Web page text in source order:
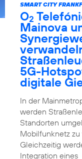
SMART CITY
O2
Mainova
5G-
digitale
In der
werden
Standorten
Mobilfunknetz
Gleichzeitig
Integration eines